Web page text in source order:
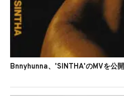
Bnnyhunna、'SINTHA'のMVを公開